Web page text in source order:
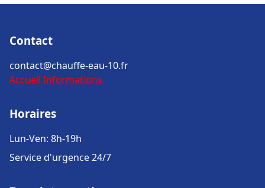
Contact
contact@chauffe-eau-10.fr
Accueil Informations
Horaires
Lun-Ven: 8h-19h
Service d'urgence 24/7